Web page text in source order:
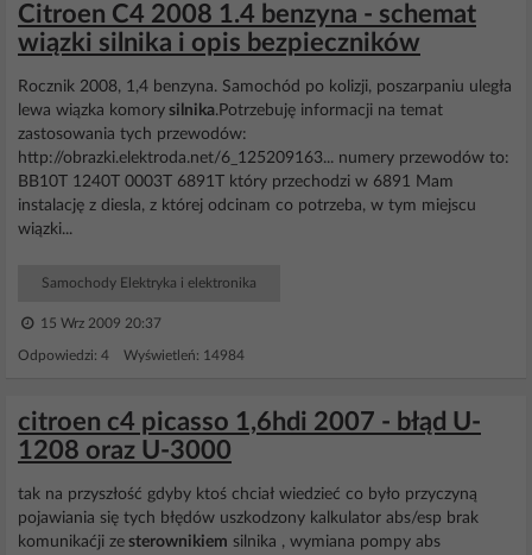
Citroen C4 2008 1.4 benzyna - schemat
wiązki silnika i opis bezpieczników
Rocznik 2008, 1,4 benzyna. Samochód po kolizji, poszarpaniu uległa
lewa wiązka komory silnika.Potrzebuję informacji na temat
zastosowania tych przewodów:
http://obrazki.elektroda.net/6_125209163... numery przewodów to:
BB10T 1240T 0003T 6891T który przechodzi w 6891 Mam
instalację z diesla, z której odcinam co potrzeba, w tym miejscu
wiązki...
Samochody Elektryka i elektronika
15 Wrz 2009 20:37
Odpowiedzi: 4 Wyświetleń: 14984
citroen c4 picasso 1,6hdi 2007 - błąd U-
1208 oraz U-3000
tak na przyszłość gdyby ktoś chciał wiedzieć co było przyczyną
pojawiania się tych błędów uszkodzony kalkulator abs/esp brak
komunikaćji ze sterownikiem silnika , wymiana pompy abs